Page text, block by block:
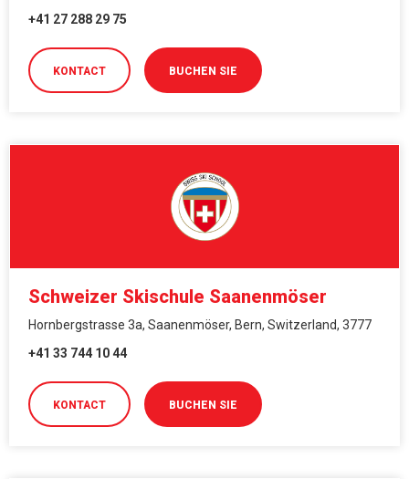
+41 27 288 29 75
KONTACT BUCHEN SIE
Schweizer Skischule Saanenmöser
Hornbergstrasse 3a, Saanenmöser, Bern, Switzerland, 3777
+41 33 744 10 44
KONTACT BUCHEN SIE